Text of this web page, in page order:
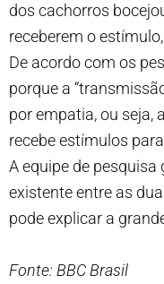
dos cachorros
receberem o
De acordo com os
porque a
por empatia, ou seja,
recebe estímulos
A equipe de
existente entre as
pode explicar a
Fonte: BBC Brasil